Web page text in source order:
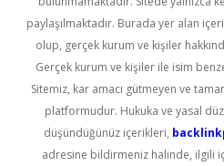
paylaşılmaktadır. Burada yer alan
olup, gerçek kurum ve kişiler
Gerçek kurum ve kişiler ile isim
Sitemiz, kar amacı gütmeyen ve
platformudur. Hukuka ve yasal
düşündüğünüz içerikleri,
adresine bildirmeniz halinde, ilgili